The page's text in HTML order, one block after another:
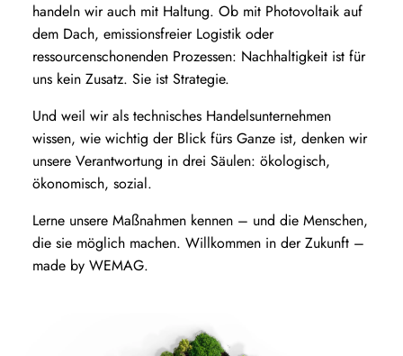
handeln wir auch mit Haltung. Ob mit Photovoltaik auf
dem Dach, emissionsfreier Logistik oder
ressourcenschonenden Prozessen: Nachhaltigkeit ist für
uns kein Zusatz. Sie ist Strategie.
Und weil wir als technisches Handelsunternehmen
wissen, wie wichtig der Blick fürs Ganze ist, denken wir
unsere Verantwortung in drei Säulen: ökologisch,
ökonomisch, sozial.
Lerne unsere Maßnahmen kennen – und die Menschen,
die sie möglich machen. Willkommen in der Zukunft –
made by WEMAG.